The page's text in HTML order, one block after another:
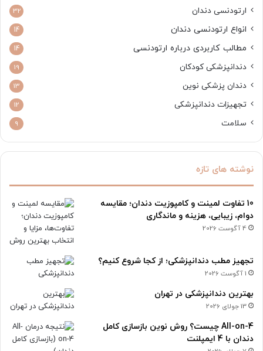
ارتودنسی دندان 32
انواع ارتودنسی دندان 14
مطالب کاربردی درباره ارتودنسی 14
دندانپزشکی کودکان 19
دندان پزشکی نوین 13
تجهیزات دندانپزشکی 12
سلامت 9
نوشته های تازه
10 تفاوت لمینت و کامپوزیت دندان؛ مقایسه
دوام، زیبایی، هزینه و ماندگاری
4 آگوست 2026
تجهیز مطب دندانپزشکی؛ از کجا شروع کنیم؟
1 آگوست 2026
بهترین دندانپزشکی در تهران
13 جولای 2026
All-on-4 چیست؟ روش نوین بازسازی کامل
دندان با 4 ایمپلنت